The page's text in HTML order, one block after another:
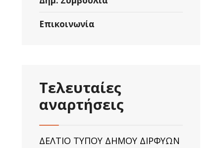
Επικοινωνία
Τελευταίες
αναρτήσεις
ΔΕΛΤΙΟ ΤΥΠΟΥ ΔΗΜΟΥ ΔΙΡΦΥΩΝ